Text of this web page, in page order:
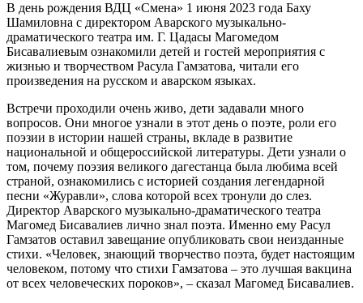
В день рождения ВДЦ «Смена» 1 июня 2023 года Баху
Шамиловна с директором Аварского музыкально-
драматического театра им. Г. Цадасы Магомедом
Бисавалиевым ознакомили детей и гостей мероприятия с
жизнью и творчеством Расула Гамзатова, читали его
произведения на русском и аварском языках.
Встречи проходили очень живо, дети задавали много
вопросов. Они многое узнали в этот день о поэте, роли его
поэзии в истории нашей страны, вкладе в развитие
национальной и общероссийской литературы. Дети узнали о
том, почему поэзия великого дагестанца была любима всей
страной, ознакомились с историей создания легендарной
песни «Журавли», слова которой всех тронули до слез.
Директор Аварского музыкально-драматического театра
Магомед Бисавалиев лично знал поэта. Именно ему Расул
Гамзатов оставил завещание опубликовать свои неизданные
стихи. «Человек, знающий творчество поэта, будет настоящим
человеком, потому что стихи Гамзатова – это лучшая вакцина
от всех человеческих пороков», – сказал Магомед Бисавалиев.